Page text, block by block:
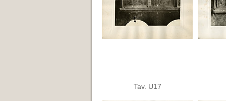
Tav. U17